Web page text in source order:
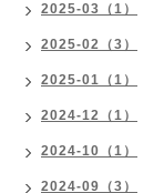
2025-03（1）
2025-02（3）
2025-01（1）
2024-12（1）
2024-10（1）
2024-09（3）